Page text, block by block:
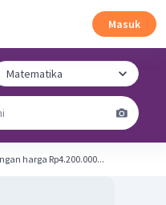
Masuk
harga Rp4.200.000...